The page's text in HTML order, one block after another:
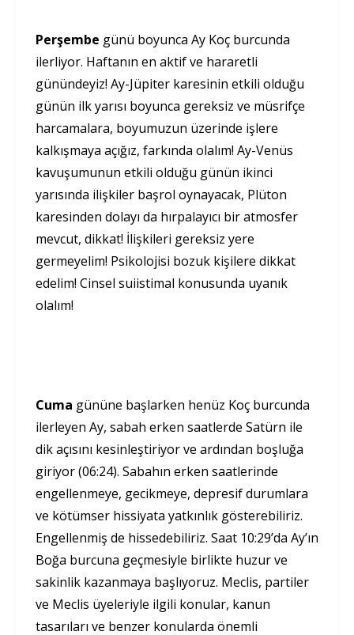
Perşembe günü boyunca Ay Koç burcunda
ilerliyor. Haftanın en aktif ve hararetli
günündeyiz! Ay-Jüpiter karesinin etkili olduğu
günün ilk yarısı boyunca gereksiz ve müsrifçe
harcamalara, boyumuzun üzerinde işlere
kalkışmaya açığız, farkında olalım! Ay-Venüs
kavuşumunun etkili olduğu günün ikinci
yarısında ilişkiler başrol oynayacak, Plüton
karesinden dolayı da hırpalayıcı bir atmosfer
mevcut, dikkat! İlişkileri gereksiz yere
germeyelim! Psikolojisi bozuk kişilere dikkat
edelim! Cinsel suiistimal konusunda uyanık
olalım!
Cuma gününe başlarken henüz Koç burcunda
ilerleyen Ay, sabah erken saatlerde Satürn ile
dik açısını kesinleştiriyor ve ardından boşluğa
giriyor (06:24). Sabahın erken saatlerinde
engellenmeye, gecikmeye, depresif durumlara
ve kötümser hissiyata yatkınlık gösterebiliriz.
Engellenmiş de hissedebiliriz. Saat 10:29’da Ay’ın
Boğa burcuna geçmesiyle birlikte huzur ve
sakinlik kazanmaya başlıyoruz. Meclis, partiler
ve Meclis üyeleriyle ilgili konular, kanun
tasarıları ve benzer konularda önemli